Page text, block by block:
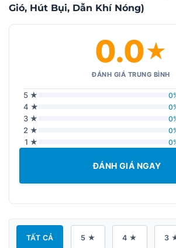
Gió, Hút Bụi, Dẫn Khí Nóng)
0.0★
ĐÁNH GIÁ TRUNG BÌNH
5 ★
4 ★
3 ★
2 ★
1 ★
ĐÁNH GIÁ NGAY
TẤT CẢ 5 ★ 4 ★ 3